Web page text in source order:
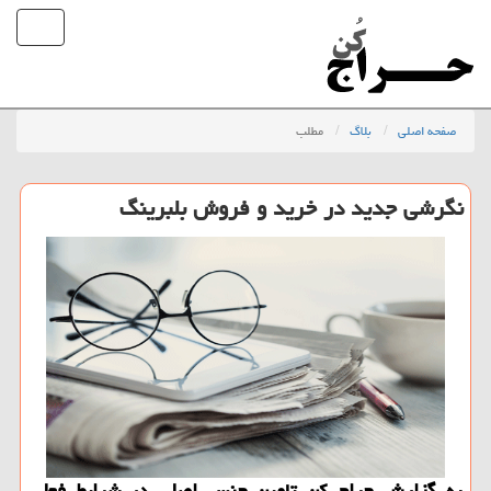
صفحه اصلی بلاگ مطلب
نگرشی جدید در خرید و فروش بلبرینگ